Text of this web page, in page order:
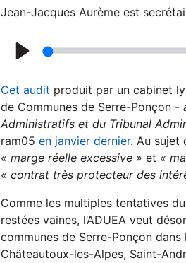
Jean-Jacques Aurème est
a
y
Cet audit produit par un cabinet
de Communes de Serre-Ponçon -
Administratifs et du Tribunal
ram05 en janvier dernier. Au sujet
« marge réelle excessive » et «
« contrat très protecteur des
Comme les multiples tentatives
restées vaines, l’ADUEA veut
communes de Serre-Ponçon dans
Châteautoux-les-Alpes, Saint-